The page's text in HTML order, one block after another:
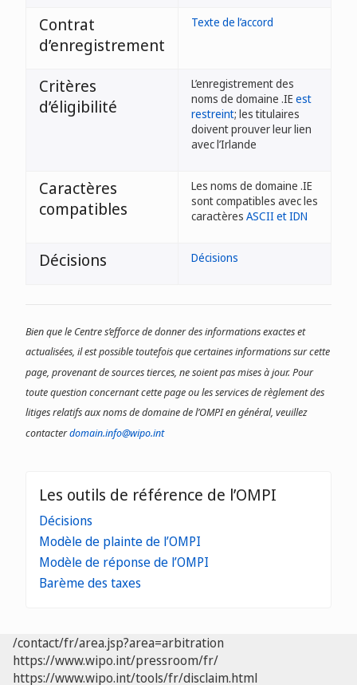
Contrat
d’enregistrement
Texte de l’accord
Critères
d’éligibilité
L’enregistrement des
noms de domaine .IE est
restreint; les titulaires
doivent prouver leur lien
avec l’Irlande
Caractères
compatibles
Les noms de domaine .IE
sont compatibles avec les
caractères ASCII et IDN
Décisions Décisions
Bien que le Centre s’efforce de donner des informations exactes et
actualisées, il est possible toutefois que certaines informations sur cette
page, provenant de sources tierces, ne soient pas mises à jour. Pour
toute question concernant cette page ou les services de règlement des
litiges relatifs aux noms de domaine de l’OMPI en général, veuillez
contacterdomain.info@wipo.int
Les outils de référence de l’OMPI
Décisions
Modèle de plainte de l’OMPI
Modèle de réponse de l’OMPI
Barème des taxes
/contact/fr/area.jsp?area=arbitration
https://www.wipo.int/pressroom/fr/
https://www.wipo.int/tools/fr/disclaim.html